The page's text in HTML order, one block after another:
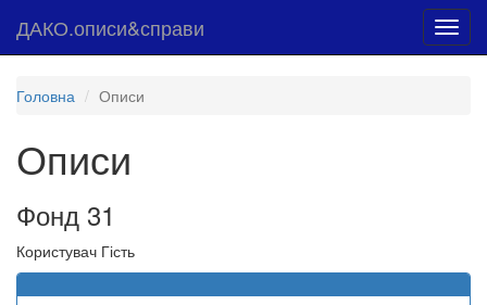
ДАКО.описи&справи
Головна Описи
Описи
Фонд 31
Користувач Гість